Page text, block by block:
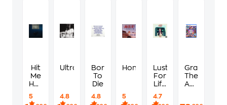
Hit
Me
Hard
Soft
5
Ultraviolence
4.8
Born
To
Die
4.8
Honeymoon
5
Lust
For
Life
4.7
Grand
Theft
Auto